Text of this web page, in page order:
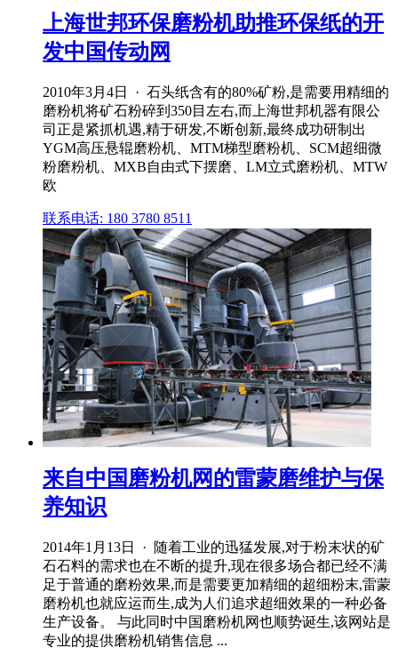
上海世邦环保磨粉机助推环保纸的开
发中国传动网
2010年3月4日 · 石头纸含有的80%矿粉,是需要用精细的
磨粉机将矿石粉碎到350目左右,而上海世邦机器有限公
司正是紧抓机遇,精于研发,不断创新,最终成功研制出
YGM高压悬辊磨粉机、MTM梯型磨粉机、SCM超细微
粉磨粉机、MXB自由式下摆磨、LM立式磨粉机、MTW
欧
联系电话: 180 3780 8511
来自中国磨粉机网的雷蒙磨维护与保
养知识
2014年1月13日 · 随着工业的迅猛发展,对于粉末状的矿
石石料的需求也在不断的提升,现在很多场合都已经不满
足于普通的磨粉效果,而是需要更加精细的超细粉末,雷蒙
磨粉机也就应运而生,成为人们追求超细效果的一种必备
生产设备。 与此同时中国磨粉机网也顺势诞生,该网站是
专业的提供磨粉机销售信息 ...